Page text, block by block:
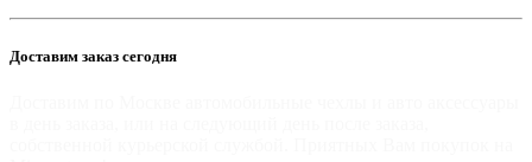
Доставим заказ сегодня